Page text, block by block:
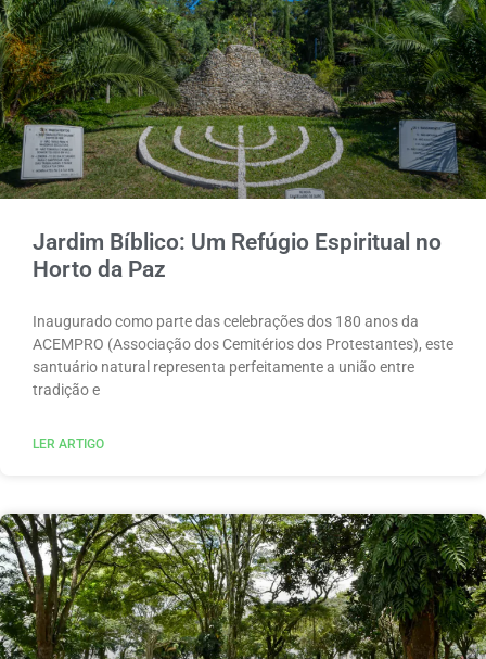
Jardim Bíblico: Um Refúgio Espiritual no
Horto da Paz
Inaugurado como parte das celebrações dos 180 anos da
ACEMPRO (Associação dos Cemitérios dos Protestantes), este
santuário natural representa perfeitamente a união entre
tradição e
LER ARTIGO